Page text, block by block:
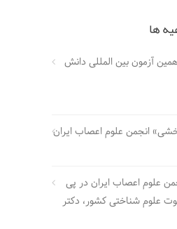
ها
آزمون بین المللی دانش
انجمن علوم اعصاب ایران
علوم اعصاب ایران در پی
علوم شناختی کشور، دکتر